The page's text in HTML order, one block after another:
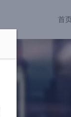
首